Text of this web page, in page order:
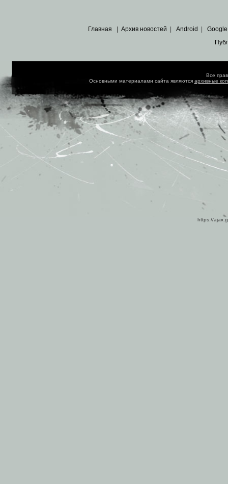
Главная Архив новостей Android Google
Все
Основными материалами сайта являются архивные
https://